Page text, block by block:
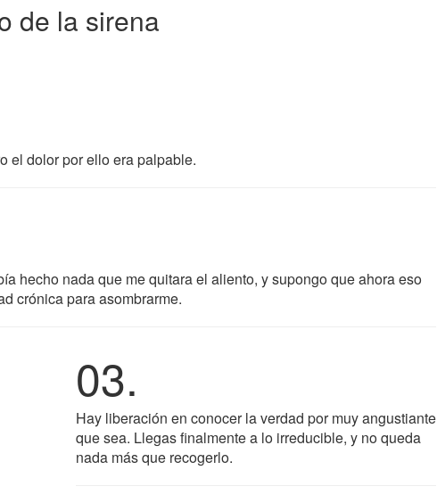
de la sirena
el dolor por ello era palpable.
hecho nada que me quitara el aliento, y supongo que ahora eso
crónica para asombrarme.
03.
Hay liberación en conocer la verdad por muy angustiante
que sea. Llegas finalmente a lo irreducible, y no queda
nada más que recogerlo.